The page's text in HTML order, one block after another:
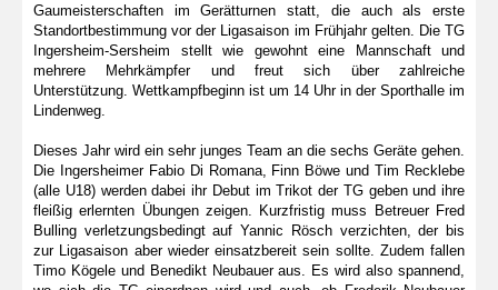
Gaumeisterschaften im Gerätturnen statt, die auch als erste
Standortbestimmung vor der Ligasaison im Frühjahr gelten. Die TG
Ingersheim-Sersheim stellt wie gewohnt eine Mannschaft und
mehrere Mehrkämpfer und freut sich über zahlreiche
Unterstützung. Wettkampfbeginn ist um 14 Uhr in der Sporthalle im
Lindenweg.
Dieses Jahr wird ein sehr junges Team an die sechs Geräte gehen.
Die Ingersheimer Fabio Di Romana, Finn Böwe und Tim Recklebe
(alle U18) werden dabei ihr Debut im Trikot der TG geben und ihre
fleißig erlernten Übungen zeigen. Kurzfristig muss Betreuer Fred
Bulling verletzungsbedingt auf Yannic Rösch verzichten, der bis
zur Ligasaison aber wieder einsatzbereit sein sollte. Zudem fallen
Timo Kögele und Benedikt Neubauer aus. Es wird also spannend,